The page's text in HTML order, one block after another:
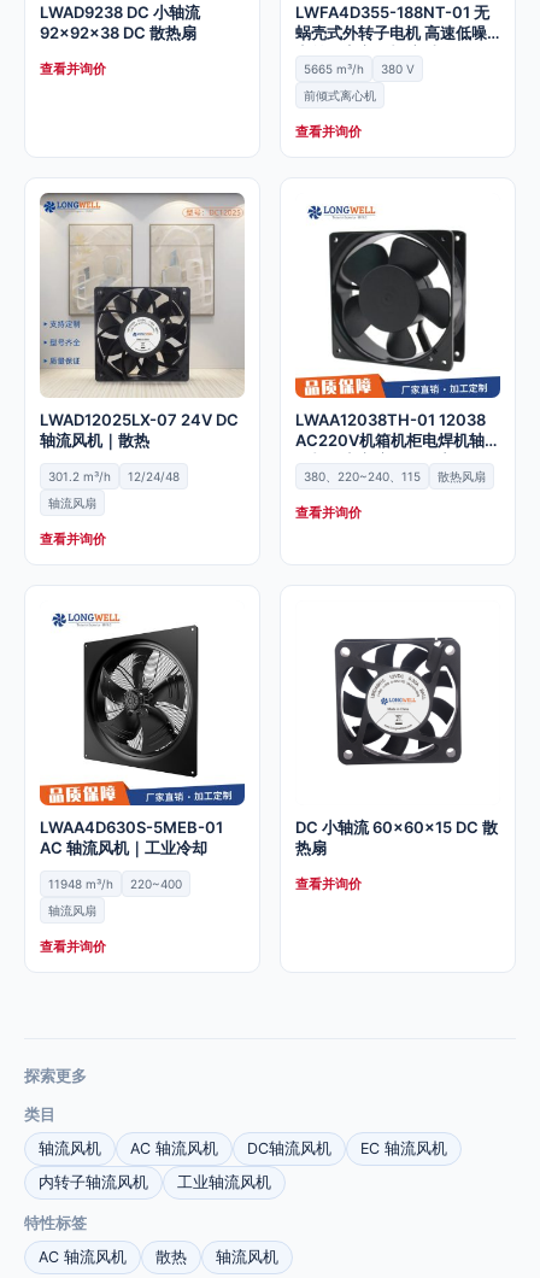
LWAD9238 DC 小轴流
92x92x38 DC 散热扇
查看并询价
LWFA4D355-188NT-01 无
蜗壳式外转子电机 高速低噪
音前倾离心风机 宁波
5665 m³/h
380 V
前倾式离心机
查看并询价
LWAD12025LX-07 24V DC
轴流风机｜散热
301.2 m³/h
12/24/48
轴流风扇
查看并询价
LWAA12038TH-01 12038
AC220V机箱机柜电焊机轴流
风机静音交流散热风扇
380、220~240、115 散热风扇
查看并询价
LWAA4D630S-5MEB-01
AC 轴流风机｜工业冷却
11948 m³/h
220~400
轴流风扇
查看并询价
DC 小轴流 60x60x15 DC 散
热扇
查看并询价
探索更多
类目
轴流风机
AC 轴流风机 DC轴流风机
EC 轴流风机
内转子轴流风机
工业轴流风机
特性标签
AC 轴流风机
散热 轴流风机